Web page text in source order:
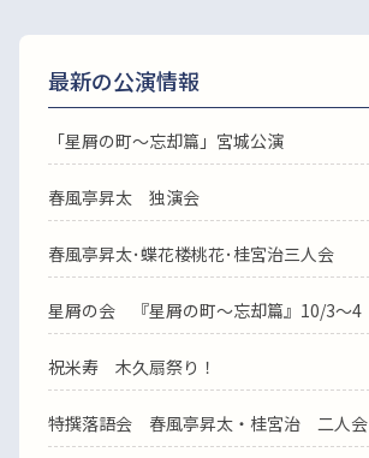
最新の公演情報
「星屑の町～忘却篇」宮城公演
春風亭昇太 独演会
春風亭昇太･蝶花楼桃花･桂宮治三人会
星屑の会 『星屑の町～忘却篇』10/3～4
祝米寿 木久扇祭り！
特撰落語会 春風亭昇太・桂宮治 二人会